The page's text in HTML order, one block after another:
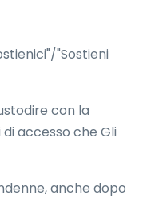
"Sostieni
con la
accesso che Gli
anche dopo